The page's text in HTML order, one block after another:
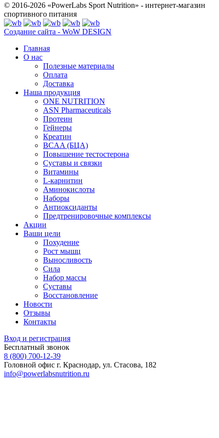
© 2016-2026 «PowerLabs Sport Nutrition» - интернет-магазин
спортивного питания
Создание сайта - WoW DESIGN
Главная
О нас
Полезные материалы
Оплата
Доставка
Наша продукция
ONE NUTRITION
ASN Pharmaceuticals
Протеин
Гейнеры
Креатин
BCAA (БЦА)
Повышение тестостерона
Суставы и связки
Витамины
L-карнитин
Аминокислоты
Наборы
Антиоксиданты
Предтренировочные комплексы
Акции
Ваши цели
Похудение
Рост мышц
Выносливость
Сила
Набор массы
Суставы
Восстановление
Новости
Отзывы
Контакты
Вход и регистрация
Бесплатный звонок
8 (800) 700-12-39
Головной офис г. Краснодар, ул. Стасова, 182
info@powerlabsnutrition.ru